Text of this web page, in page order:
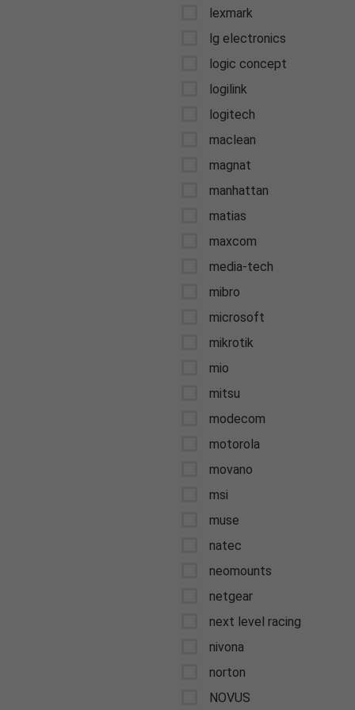
lexmark
lg electronics
logic concept
logilink
logitech
maclean
magnat
manhattan
matias
maxcom
media-tech
mibro
microsoft
mikrotik
mio
mitsu
modecom
motorola
movano
msi
muse
natec
neomounts
netgear
next level racing
nivona
norton
NOVUS